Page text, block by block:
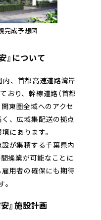
完成予想図
』について
、首都高速道路湾岸
おり、幹線道路（首都
東圏全域へのアクセ
、広域集配送の拠点
にあります。
が集積する千葉県内
操業が可能なことに
用者の確保にも期待
。
』施設計画